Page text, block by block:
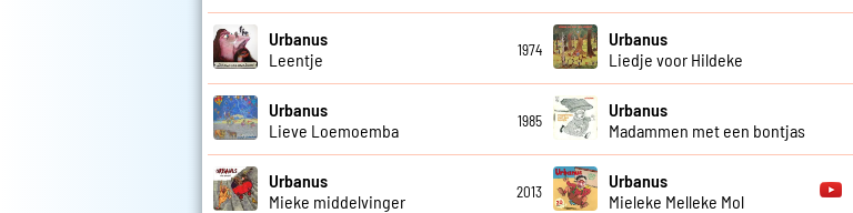
Urbanus
Leentje
1974
Urbanus
Liedje voor Hildeke
Urbanus
Lieve Loemoemba
1985
Urbanus
Madammen met een bontjas
Urbanus
Mieke middelvinger
2013
Urbanus
Mieleke Melleke Mol